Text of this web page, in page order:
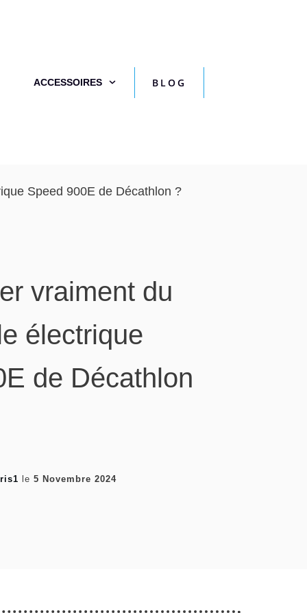
ACCESSOIRES BLOG
Speed 900E de Décathlon ?
vraiment du
électrique
de Décathlon
le5 Novembre 2024